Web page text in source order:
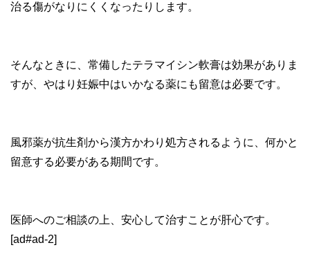
治る傷がなりにくくなったりします。
そんなときに、常備したテラマイシン軟膏は効果がありま
すが、やはり妊娠中はいかなる薬にも留意は必要です。
風邪薬が抗生剤から漢方かわり処方されるように、何かと
留意する必要がある期間です。
医師へのご相談の上、安心して治すことが肝心です。
[ad#ad-2]